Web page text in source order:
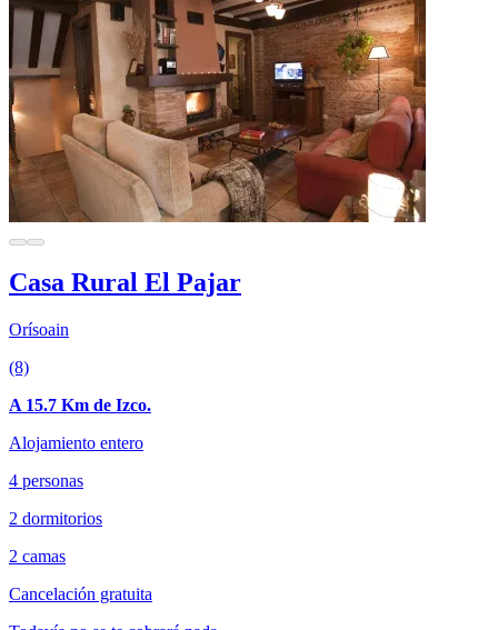
Casa Rural El Pajar
Orísoain
(8)
A 15.7 Km de Izco.
Alojamiento entero
4 personas
2 dormitorios
2 camas
Cancelación gratuita